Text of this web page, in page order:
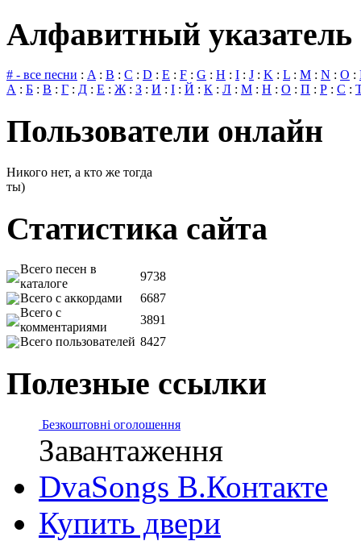
Алфавитный указатель
# - все песни : A : B : C : D : E : F : G : H : I : J : K : L : M : N : O :
А : Б : В : Г : Д : Е : Ж : З : И : І : Й : К : Л : М : Н : О : П : Р : С :
Пользователи онлайн
Никого нет, а кто же тогда
ты)
Статистика сайта
Всего песен в
каталоге
9738
Всего с аккордами
6687
Всего с
комментариями
3891
Всего пользователей 8427
Полезные ссылки
Безкоштовні оголошення
Завантаження
DvaSongs В.Контакте
Купить двери